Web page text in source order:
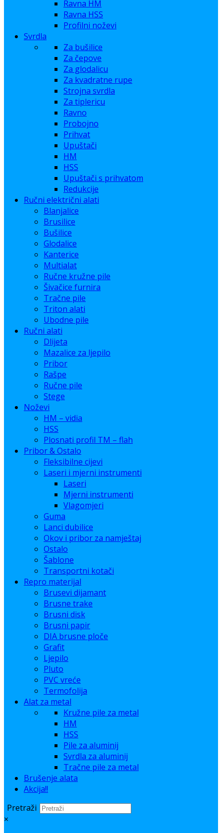
Ravna HM
Ravna HSS
Profilni noževi
Svrdla
Za bušilice
Za čepove
Za glodalicu
Za kvadratne rupe
Strojna svrdla
Za tiplericu
Ravno
Probojno
Prihvat
Upuštači
HM
HSS
Upuštači s prihvatom
Redukcije
Ručni električni alati
Blanjalice
Brusilice
Bušilice
Glodalice
Kanterice
Multialat
Ručne kružne pile
Šivačice furnira
Tračne pile
Triton alati
Ubodne pile
Ručni alati
Dlijeta
Mazalice za ljepilo
Pribor
Rašpe
Ručne pile
Stege
Noževi
HM – vidia
HSS
Plosnati profil TM – flah
Pribor & Ostalo
Fleksibilne cijevi
Laseri i mjerni instrumenti
Laseri
Mjerni instrumenti
Vlagomjeri
Guma
Lanci dubilice
Okov i pribor za namještaj
Ostalo
Šablone
Transportni kotači
Repro materijal
Brusevi dijamant
Brusne trake
Brusni disk
Brusni papir
DIA brusne ploče
Grafit
Ljepilo
Pluto
PVC vreće
Termofolija
Alat za metal
Kružne pile za metal
HM
HSS
Pile za aluminij
Svrdla za aluminij
Tračne pile za metal
Brušenje alata
Akcija!!
Pretraži
×